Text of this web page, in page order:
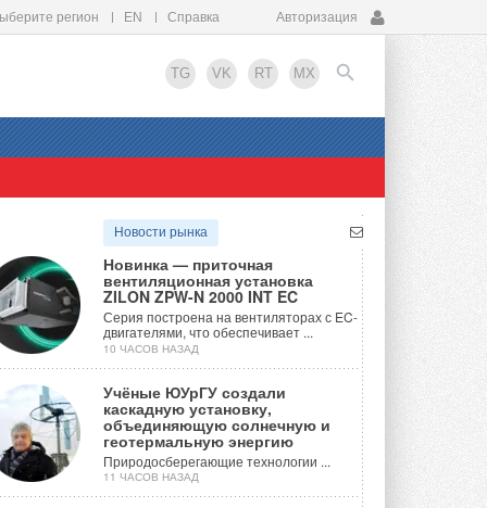
регион EN Справка Авторизация
TG VK RT MX
EN
Новости рынка
Новинка — приточная
вентиляционная установка
ZILON ZPW-N 2000 INT EC
Серия построена на вентиляторах с EC-
двигателями, что обеспечивает ...
10 ЧАСОВ НАЗАД
Учёные ЮУрГУ создали
каскадную установку,
объединяющую солнечную и
геотермальную энергию
Природосберегающие технологии ...
11 ЧАСОВ НАЗАД